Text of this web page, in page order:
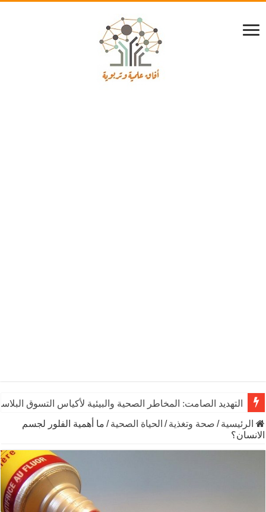
التهديد الصامت: المخاطر الصحية والبيئية لأكياس التسوق
الرئيسية / صحة وتغذية / الحياة الصحية / ما أهمية الفلور لجسم
الانسان؟